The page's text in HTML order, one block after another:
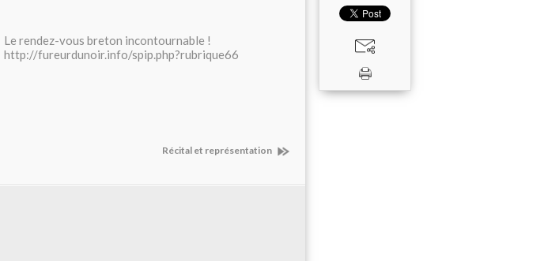
Le rendez-vous breton incontournable !
http://fureurdunoir.info/spip.php?rubrique66
Récital et représentation